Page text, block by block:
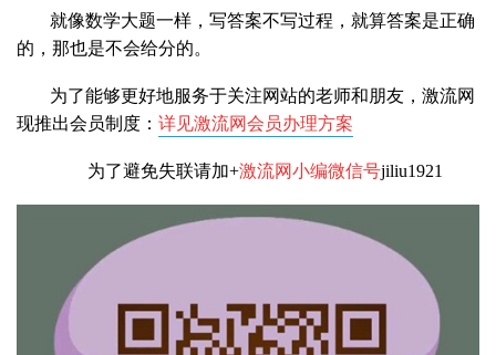
就像数学大题一样，写答案不写过程，就算答案是正确
的，那也是不会给分的。
为了能够更好地服务于关注网站的老师和朋友，激流网
现推出会员制度： 详见激流网会员办理方案
为了避免失联请加+激流网小编微信号jiliu1921